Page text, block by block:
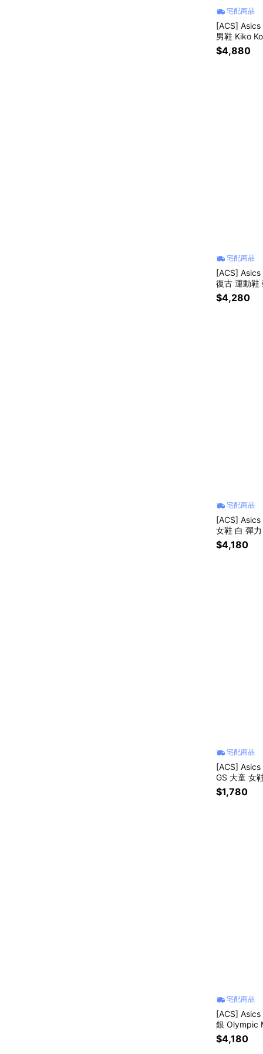
宅配商品
[ACS] Asics
男鞋 Kiko
$4,880
宅配商品
[ACS] Asics
復古 運動鞋
$4,280
宅配商品
[ACS]
女鞋 白 彈
$4,180
宅配商品
[ACS] Asics
GS 大童 女
$1,780
宅配商品
[ACS] Asics
銀 Olympic
7104
$4,180